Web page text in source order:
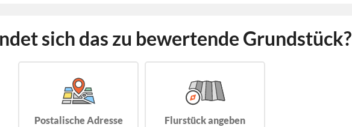
sich das zu bewertende Grundstück?
Postalische Adresse Flurstück angeben